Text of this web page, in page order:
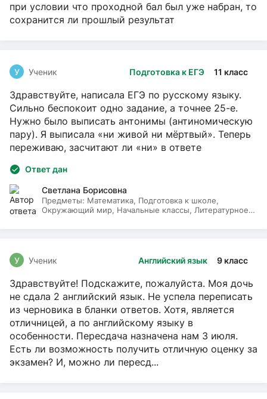
при условии что проходной бал был уже набран, то
сохранится ли прошлый результат
Подготовка к ЕГЭ 11 класс
У Ученик
Здравствуйте, написала ЕГЭ по русскому языку.
Сильно беспокоит одно задание, а точнее 25-е.
Нужно было выписать антонимы (антиномическую
пару). Я выписала «ни живой ни мёртвый». Теперь
переживаю, засчитают ли «ни» в ответе
Ответ дан
Светлана Борисовна
Предметы: Математика, Подготовка к школе,
Окружающий мир, Начальные классы, Литературное
Английский язык 9 класс
У Ученик
Здравствуйте! Подскажите, пожалуйста. Моя дочь
не сдала 2 английский язык. Не успела переписать
из черновика в бланки ответов. Хотя, является
отличницей, а по английскому языку в
особенности. Пересдача назначена нам 3 июля.
Есть ли возможность получить отличную оценку за
экзамен? И, можно ли пересд...